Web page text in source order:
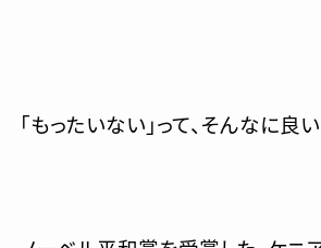
「もったいない」って、そんなに良